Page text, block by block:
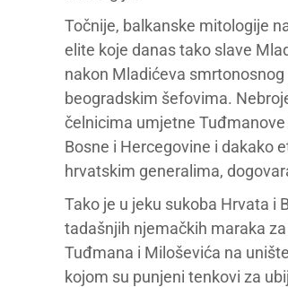
Točnije, balkanske mitologije
elite koje danas tako slave
nakon Mladićeva
beogradskim šefovima.
čelnicima umjetne
Bosne i Hercegovine i dakako
hrvatskim generalima,
Tako je u jeku sukoba Hrvata i
tadašnjih njemačkih maraka
Tuđmana i Miloševića na
kojom su punjeni tenkovi za